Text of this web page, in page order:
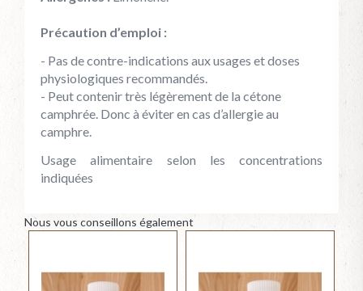
Précaution d’emploi :
- Pas de contre-indications aux usages et doses
physiologiques recommandés.
- Peut contenir très légèrement de la cétone
camphrée. Donc à éviter en cas d’allergie au
camphre.
Usage alimentaire selon les concentrations
indiquées
Nous vous conseillons également